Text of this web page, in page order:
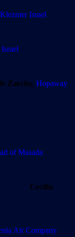
Klezmer Israel
Zarchy, Hopaway
of Masada
Cecilia
Air Company